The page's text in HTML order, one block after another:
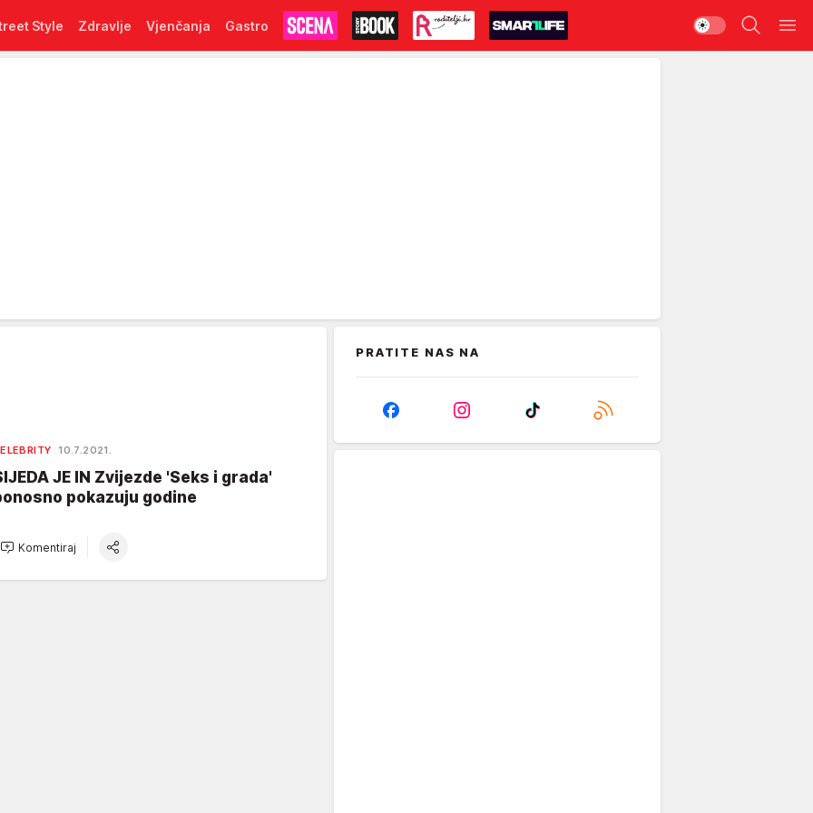
Style Zdravlje Vjenčanja Gastro
10.7.2021.
JE IN Zvijezde 'Seks i grada'
pokazuju godine
Komentiraj
PRATITE NAS NA